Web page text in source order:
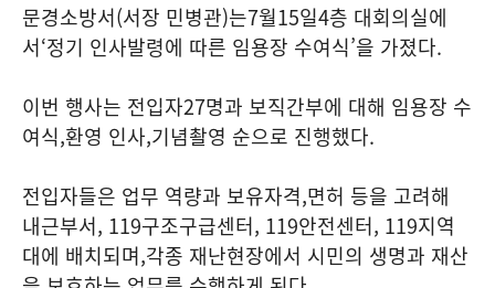
문경소방서(서장 민병관)는7월15일4층 대회의실에
서‘정기 인사발령에 따른 임용장 수여식’을 가졌다.
이번 행사는 전입자27명과 보직간부에 대해 임용장 수
여식,환영 인사,기념촬영 순으로 진행했다.
전입자들은 업무 역량과 보유자격,면허 등을 고려해
내근부서, 119구조구급센터, 119안전센터, 119지역
대에 배치되며,각종 재난현장에서 시민의 생명과 재산